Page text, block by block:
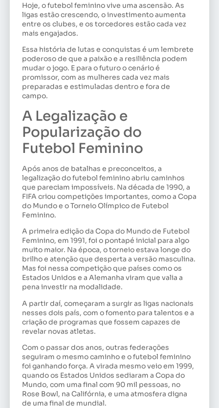
Hoje, o futebol feminino vive uma ascensão. As
ligas estão crescendo, o investimento aumenta
entre os clubes, e os torcedores estão cada vez
mais engajados.
Essa história de lutas e conquistas é um lembrete
poderoso de que a paixão e a resiliência podem
mudar o jogo. E para o futuro o cenário é
promissor, com as mulheres cada vez mais
preparadas e estimuladas dentro e fora de
campo.
A Legalização e
Popularização do
Futebol Feminino
Após anos de batalhas e preconceitos, a
legalização do futebol feminino abriu caminhos
que pareciam impossíveis. Na década de 1990, a
FIFA criou competições importantes, como a Copa
do Mundo e o Torneio Olímpico de Futebol
Feminino.
A primeira edição da Copa do Mundo de Futebol
Feminino, em 1991, foi o pontapé inicial para algo
muito maior. Na época, o torneio estava longe do
brilho e atenção que desperta a versão masculina.
Mas foi nessa competição que países como os
Estados Unidos e a Alemanha viram que valia a
pena investir na modalidade.
A partir daí, começaram a surgir as ligas nacionais
nesses dois país, com o fomento para talentos e a
criação de programas que fossem capazes de
revelar novas atletas.
Com o passar dos anos, outras federações
seguiram o mesmo caminho e o futebol feminino
foi ganhando força. A virada mesmo veio em 1999,
quando os Estados Unidos sediaram a Copa do
Mundo, com uma final com 90 mil pessoas, no
Rose Bowl, na Califórnia, e uma atmosfera digna
de uma final de mundial.